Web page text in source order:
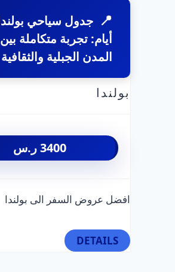
أيام: تجربة متكاملة بين
المدن الجبلية والثقافية
بولندا
3400ر.س
افضل عروض السفر الى بولندا
DETAILS